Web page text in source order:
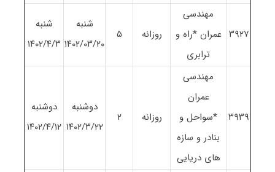
٣٩٢٧
مهندسی
عمران *راه و
ترابری
روزانه ۵
شنبه
١۴٠٢/٠٣/٢٠
شنبه
١۴٠٢/۴/٣
٣٩٣٩
مهندسی
عمران
*سواحل و
بنادر و سازه
های دریایی
روزانه ٢
دوشنبه
١۴٠٢/٣/٢٢
دوشنبه
١۴٠٢/۴/١٢